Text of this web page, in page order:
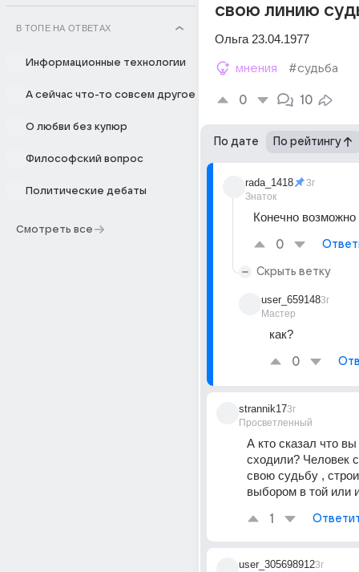
В ТОПЕ НА ОТВЕТАХ
Информационные технологии
А сейчас что-то совсем другое
О любви без купюр
Философский вопрос
Политические дебаты
Смотреть все
свою линию
Ольга 23.04.1977
мнения #судьба
0 10
По дате По рейтингу
rada_1418
Знаток
3г
Конечно возможно
0
Скрыть ветку
user_659148
Мастер
3г
как?
0
strannik17
Просветленный
3г
А кто сказал что
сходили? Человек
свою судьбу ,
выбором в той или
1
user_3056989123г